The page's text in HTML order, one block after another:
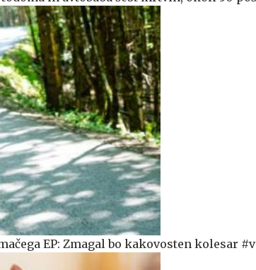
EP: Zmagal bo kakovosten kolesar